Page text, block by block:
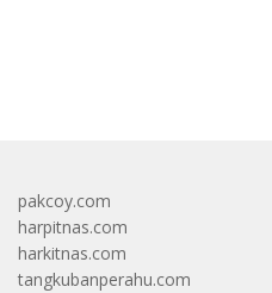
pakcoy.com
harpitnas.com
harkitnas.com
tangkubanperahu.com